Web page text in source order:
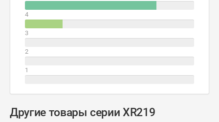
4
3
2
1
Другие товары серии XR219